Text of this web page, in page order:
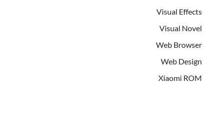
Visual Effects
Visual Novel
Web Browser
Web Design
Xiaomi ROM